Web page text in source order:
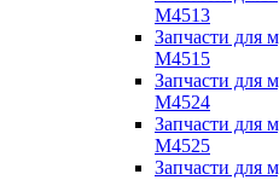
M4513
Запчасти для
M4515
Запчасти для
M4524
Запчасти для
M4525
Запчасти для